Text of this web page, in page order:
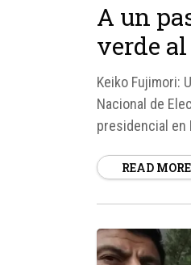
A un
verde
Keiko Fujimori:
Nacional de
presidencial en
READ MORE